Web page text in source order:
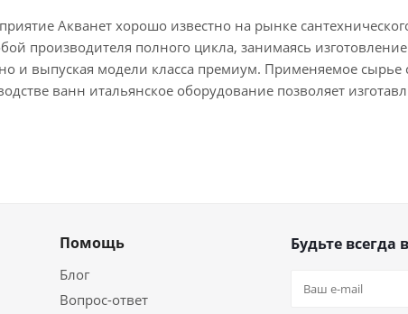
Акванет хорошо известно на рынке
производителя полного цикла, занимаясь
и выпуская модели класса премиум. Применяемое сырье
ванн итальянское оборудование позволяет
Помощь
Блог
Вопрос-ответ
Будьте всегда